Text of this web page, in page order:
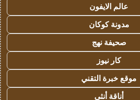
عالم الايفون
مدونة كوكان
صحيفة نهج
كار نيوز
موقع خبرة التقني
أناقة أنثى